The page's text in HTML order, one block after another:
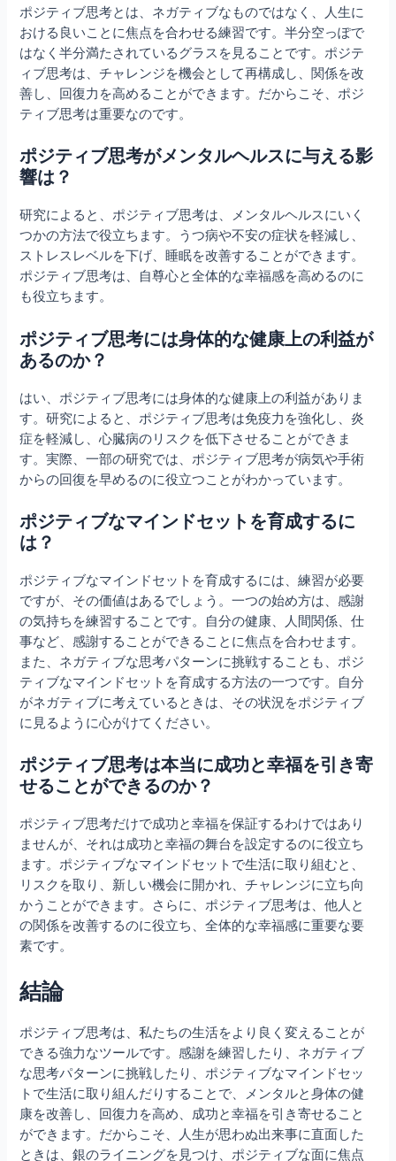
ポジティブ思考とは、ネガティブなものではなく、人生に
おける良いことに焦点を合わせる練習です。半分空っぽで
はなく半分満たされているグラスを見ることです。ポジテ
ィブ思考は、チャレンジを機会として再構成し、関係を改
善し、回復力を高めることができます。だからこそ、ポジ
ティブ思考は重要なのです。
ポジティブ思考がメンタルヘルスに与える影
響は？
研究によると、ポジティブ思考は、メンタルヘルスにいく
つかの方法で役立ちます。うつ病や不安の症状を軽減し、
ストレスレベルを下げ、睡眠を改善することができます。
ポジティブ思考は、自尊心と全体的な幸福感を高めるのに
も役立ちます。
ポジティブ思考には身体的な健康上の利益が
あるのか？
はい、ポジティブ思考には身体的な健康上の利益がありま
す。研究によると、ポジティブ思考は免疫力を強化し、炎
症を軽減し、心臓病のリスクを低下させることができま
す。実際、一部の研究では、ポジティブ思考が病気や手術
からの回復を早めるのに役立つことがわかっています。
ポジティブなマインドセットを育成するに
は？
ポジティブなマインドセットを育成するには、練習が必要
ですが、その価値はあるでしょう。一つの始め方は、感謝
の気持ちを練習することです。自分の健康、人間関係、仕
事など、感謝することができることに焦点を合わせます。
また、ネガティブな思考パターンに挑戦することも、ポジ
ティブなマインドセットを育成する方法の一つです。自分
がネガティブに考えているときは、その状況をポジティブ
に見るように心がけてください。
ポジティブ思考は本当に成功と幸福を引き寄
せることができるのか？
ポジティブ思考だけで成功と幸福を保証するわけではあり
ませんが、それは成功と幸福の舞台を設定するのに役立ち
ます。ポジティブなマインドセットで生活に取り組むと、
リスクを取り、新しい機会に開かれ、チャレンジに立ち向
かうことができます。さらに、ポジティブ思考は、他人と
の関係を改善するのに役立ち、全体的な幸福感に重要な要
素です。
結論
ポジティブ思考は、私たちの生活をより良く変えることが
できる強力なツールです。感謝を練習したり、ネガティブ
な思考パターンに挑戦したり、ポジティブなマインドセッ
トで生活に取り組んだりすることで、メンタルと身体の健
康を改善し、回復力を高め、成功と幸福を引き寄せること
ができます。だからこそ、人生が思わぬ出来事に直面した
ときは、銀のライニングを見つけ、ポジティブな面に焦点